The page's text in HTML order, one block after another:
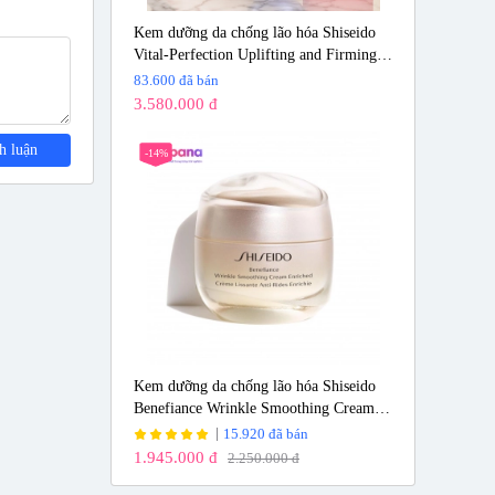
luận
Kem dưỡng da chống lão hóa Shiseido
Vital-Perfection Uplifting and Firming
Advanced Cream 50ml
83.600 đã bán
3.580.000 đ
-14%
Kem dưỡng da chống lão hóa Shiseido
Benefiance Wrinkle Smoothing Cream
Enriched 50ml15.920 đã bán
1.945.000 đ 2.250.000 đ